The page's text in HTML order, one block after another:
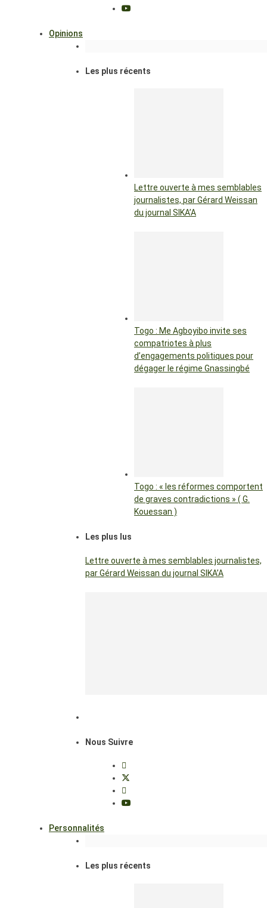
Opinions
Les plus récents
Lettre ouverte à mes semblables
journalistes, par Gérard Weissan
du journal SIKA’A
Togo : Me Agboyibo invite ses
compatriotes à plus
d’engagements politiques pour
dégager le régime Gnassingbé
Togo : « les réformes comportent
de graves contradictions » ( G.
Kouessan )
Les plus lus
Lettre ouverte à mes semblables journalistes,
par Gérard Weissan du journal SIKA’A
Nous Suivre
Personnalités
Les plus récents